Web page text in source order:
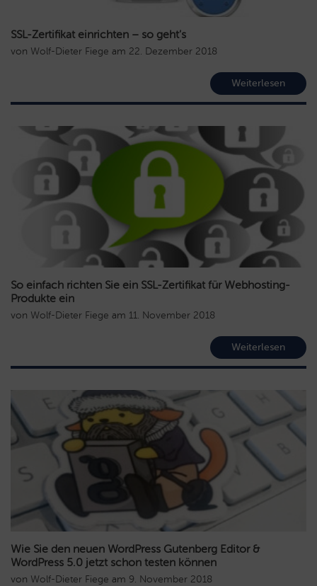
SSL-Zertifikat einrichten – so geht’s
von Wolf-Dieter Fiege am 22. Dezember 2018
Weiterlesen
So einfach richten Sie ein SSL-Zertifikat für Webhosting-
Produkte ein
von Wolf-Dieter Fiege am 11. November 2018
Weiterlesen
Wie Sie den neuen WordPress Gutenberg Editor &
WordPress 5.0 jetzt schon testen können
von Wolf-Dieter Fiege am 9. November 2018